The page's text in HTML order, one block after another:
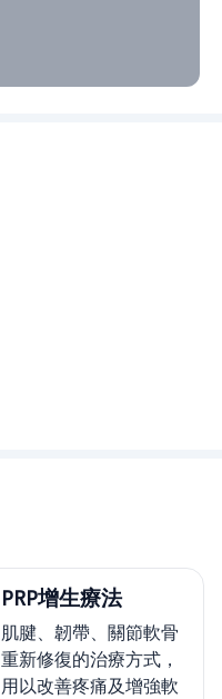
PRP增生療法
肌腱、韌帶、關節軟骨
重新修復的治療方式，
用以改善疼痛及增強軟